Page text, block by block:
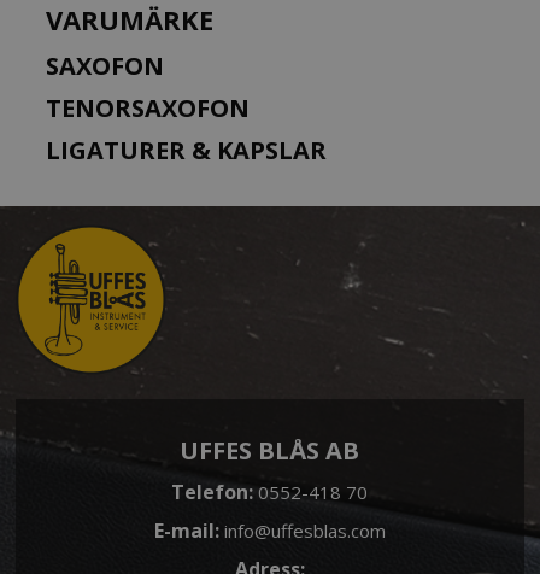
VARUMÄRKE
SAXOFON
TENORSAXOFON
LIGATURER & KAPSLAR
UFFES BLÅS AB
Telefon:0552-418 70
E-mail: info@uffesblas.com